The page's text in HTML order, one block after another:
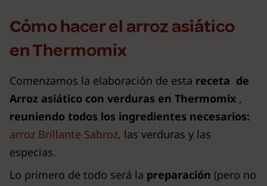
Cómo hacer el arroz asiático
en Thermomix
Comenzamos la elaboración de esta receta de
Arroz asiático con verduras en Thermomix ,
reuniendo todos los ingredientes necesarios:
arroz Brillante Sabroz, las verduras y las
especias.
Lo primero de todo será la preparación (pero no